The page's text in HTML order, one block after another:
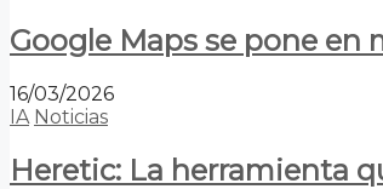
Google Maps se pone en
16/03/2026
IA Noticias
Heretic: La herramienta